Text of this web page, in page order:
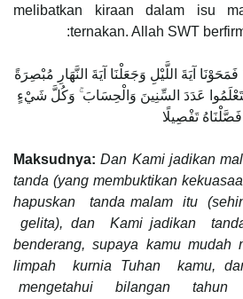
melibatkan kiraan dalam isu
ternakan. Allah SWT
فَمَحَوْنَا آيَةَ اللَّيْلِ وَجَعَلْنَا آيَةَ النَّهَارِ مُبْصِرَةً
عَدَدَ السِّنِينَ وَالْحِسَابَ ۚ وَكُلَّ شَيْءٍ
فَصَّلْنَاهُ تَفْصِيلًا
Maksudnya: Dan Kami jadikan
tanda (yang membuktikan
hapuskan tanda malam itu
gelita), dan Kami jadikan
benderang, supaya kamu
limpah kurnia Tuhan kamu,
mengetahui bilangan tahun